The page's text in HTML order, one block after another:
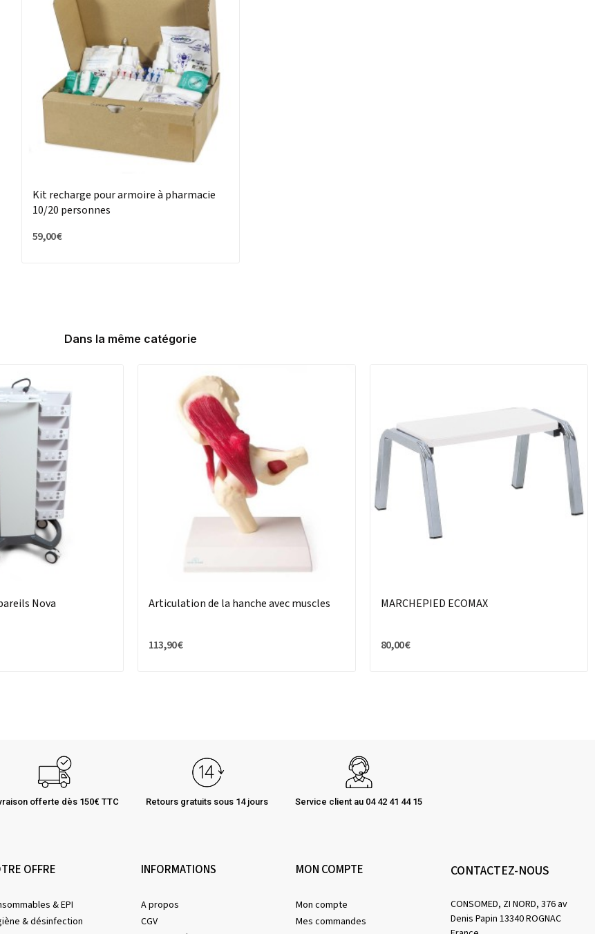
Kit recharge pour armoire à pharmacie
10/20 personnes
59,00 €
Dans la même catégorie
Nova Articulation de la hanche avec muscles
113,90 €
MARCHEPIED ECOMAX
80,00 €
offerte dès 150€ TTC Retours gratuits sous 14 jours Service client au 04 42 41 44 15
OFFRE
& EPI
& désinfection
INFORMATIONS
A propos
CGV
MON COMPTE
Mon compte
Mes commandes
CONTACTEZ-NOUS
CONSOMED, ZI NORD, 376 av
Denis Papin 13340 ROGNAC